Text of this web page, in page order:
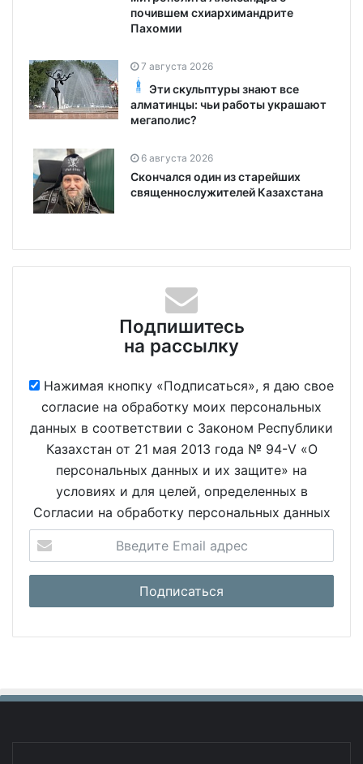
почившем схиархимандрите
Пахомии
7 августа 2026
Эти скульптуры знают все
алматинцы: чьи работы украшают
мегаполис?
6 августа 2026
Скончался один из старейших
священнослужителей Казахстана
Подпишитесь
на рассылку
Нажимая кнопку «Подписаться», я даю свое
согласие на обработку моих персональных
данных в соответствии с Законом Республики
Казахстан от 21 мая 2013 года № 94-V «О
персональных данных и их защите» на
условиях и для целей, определенных в
Согласии на обработку персональных данных